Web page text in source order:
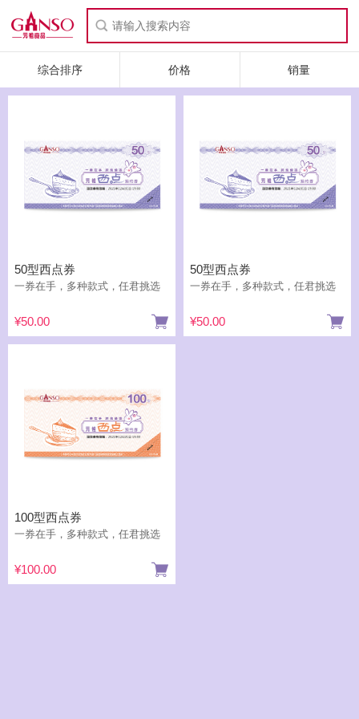
综合排序 价格 销量
50型西点券
一券在手，多种款式，任君挑选
¥50.00
50型西点券
一券在手，多种款式，任君挑选
¥50.00
100型西点券
一券在手，多种款式，任君挑选
¥100.00